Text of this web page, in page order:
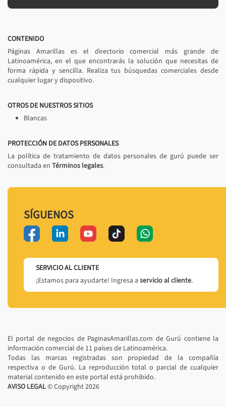
CONTENIDO
Páginas Amarillas es el directorio comercial más grande de
Latinoamérica, en el que encontrarás la solución que necesitas de
forma rápida y sencilla. Realiza tus búsquedas comerciales desde
cualquier lugar y dispositivo.
OTROS DE NUESTROS SITIOS
Blancas
PROTECCIÓN DE DATOS PERSONALES
La política de tratamiento de datos personales de gurú puede ser
consultada en Términos legales.
SÍGUENOS
SERVICIO AL CLIENTE
¡Estamos para ayudarte! Ingresa a servicio al cliente.
El portal de negocios de PaginasAmarillas.com de Gurú contiene la
información comercial de 11 países de Latinoamérica.
Todas las marcas registradas son propiedad de la compañía
respectiva o de Gurú. La reproducción total o parcial de cualquier
material contenido en este portal está prohibido.
AVISO LEGAL© Copyright2026